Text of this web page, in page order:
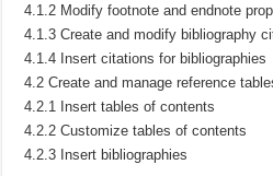
4.1.2 Modify footnote and endnote
4.1.3 Create and modify bibliography
4.1.4 Insert citations for bibliographies
4.2 Create and manage reference
4.2.1 Insert tables of contents
4.2.2 Customize tables of contents
4.2.3 Insert bibliographies